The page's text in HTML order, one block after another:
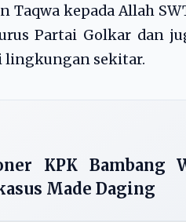
kepada Allah
Partai Golkar dan
lingkungan sekitar.
KPK Bambang
Made Daging